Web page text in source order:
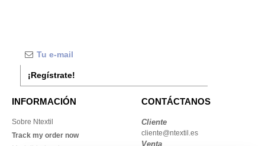
¡Regístrate!
INFORMACIÓN
Sobre Ntextil
Track my order now
CONTÁCTANOS
Cliente
cliente@ntextil.es
Venta